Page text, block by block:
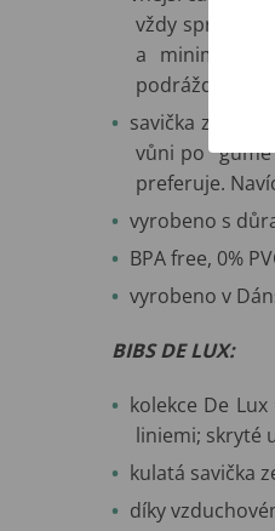
vždy správně
a
podráždění
savička z
vůni po
preferuje.
vyrobeno s
BPA free, 0%
vyrobeno v
BIBS DE LUX:
kolekce De
liniemi; skryté
kulatá savička
díky